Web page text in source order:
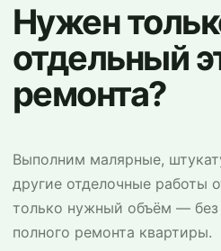
Нужен
отдельный
ремонта?
Выполним малярные,
другие отделочные работы
только нужный объём — без
полного ремонта квартиры.